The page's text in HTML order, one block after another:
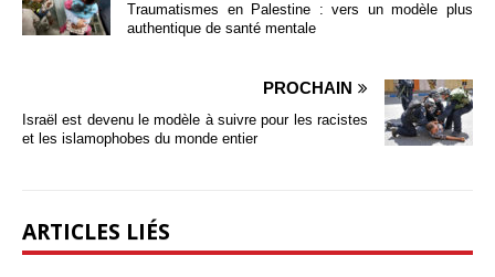
Traumatismes en Palestine : vers un modèle plus
authentique de santé mentale
PROCHAIN
Israël est devenu le modèle à suivre pour les racistes
et les islamophobes du monde entier
ARTICLES LIÉS